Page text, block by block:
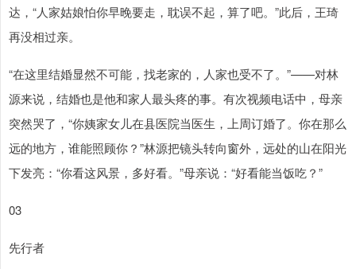
达，“人家姑娘怕你早晚要走，耽误不起，算了吧。”此后，王琦
再没相过亲。
“在这里结婚显然不可能，找老家的，人家也受不了。”——对林
源来说，结婚也是他和家人最头疼的事。有次视频电话中，母亲
突然哭了，“你姨家女儿在县医院当医生，上周订婚了。你在那么
远的地方，谁能照顾你？”林源把镜头转向窗外，远处的山在阳光
下发亮：“你看这风景，多好看。”母亲说：“好看能当饭吃？”
03
先行者